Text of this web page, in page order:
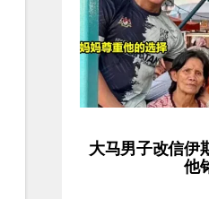
大马男子改信伊
他